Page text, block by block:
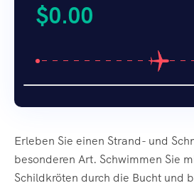
Erleben Sie einen Strand- und
besonderen Art. Schwimmen Sie
Schildkröten durch die Bucht und
$0.00